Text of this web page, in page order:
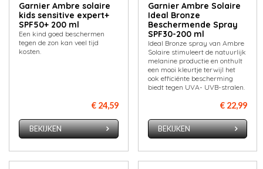
Garnier Ambre solaire
kids sensitive expert+
SPF50+ 200 ml
Een kind goed beschermen
tegen de zon kan veel tijd
kosten.
€ 24,59
BEKIJKEN
Garnier Ambre Solaire
Ideal Bronze
Beschermende Spray
SPF30-200 ml
Ideal Bronze spray van Ambre
Solaire stimuleert de natuurlijk
melanine productie en onthult
een mooi kleurtje terwijl het
ook efficiënte bescherming
biedt tegen UVA- UVB-stralen.
€ 22,99
BEKIJKEN